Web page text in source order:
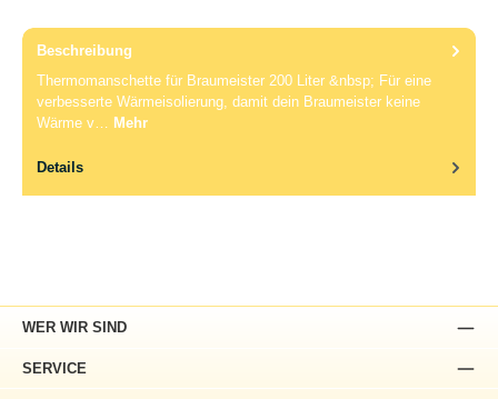
Beschreibung
Thermomanschette für Braumeister 200 Liter &nbsp; Für eine
verbesserte Wärmeisolierung, damit dein Braumeister keine
Wärme v… Mehr
Details
WER WIR SIND
SERVICE